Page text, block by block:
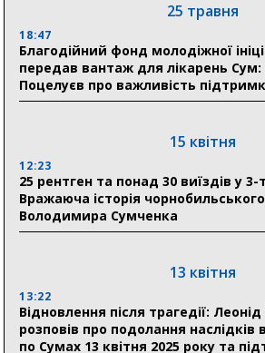
прифронтової Сумщини: перша
в Австрії
18:30
Ніколаєнко: у Сумах погодили 115
відновлення житла майже на 6,6
21:01
До 19 400 гривень на паливо:
Сумщини пояснив, як отримати
«Укрексімбанк» припиняє виплату
людям
11:00
25 травня
18:47
Благодійний фонд молодіжної
передав вантаж для лікарень
Поцелуєв про важливість
15 квітня
12:23
25 рентген та понад 30 виїздів у 3-
Вражаюча історія
Володимира Сумченка
13 квітня
13:22
Відновлення після трагедії:
розповів про подолання наслідків
по Сумах 13 квітня 2025 року та